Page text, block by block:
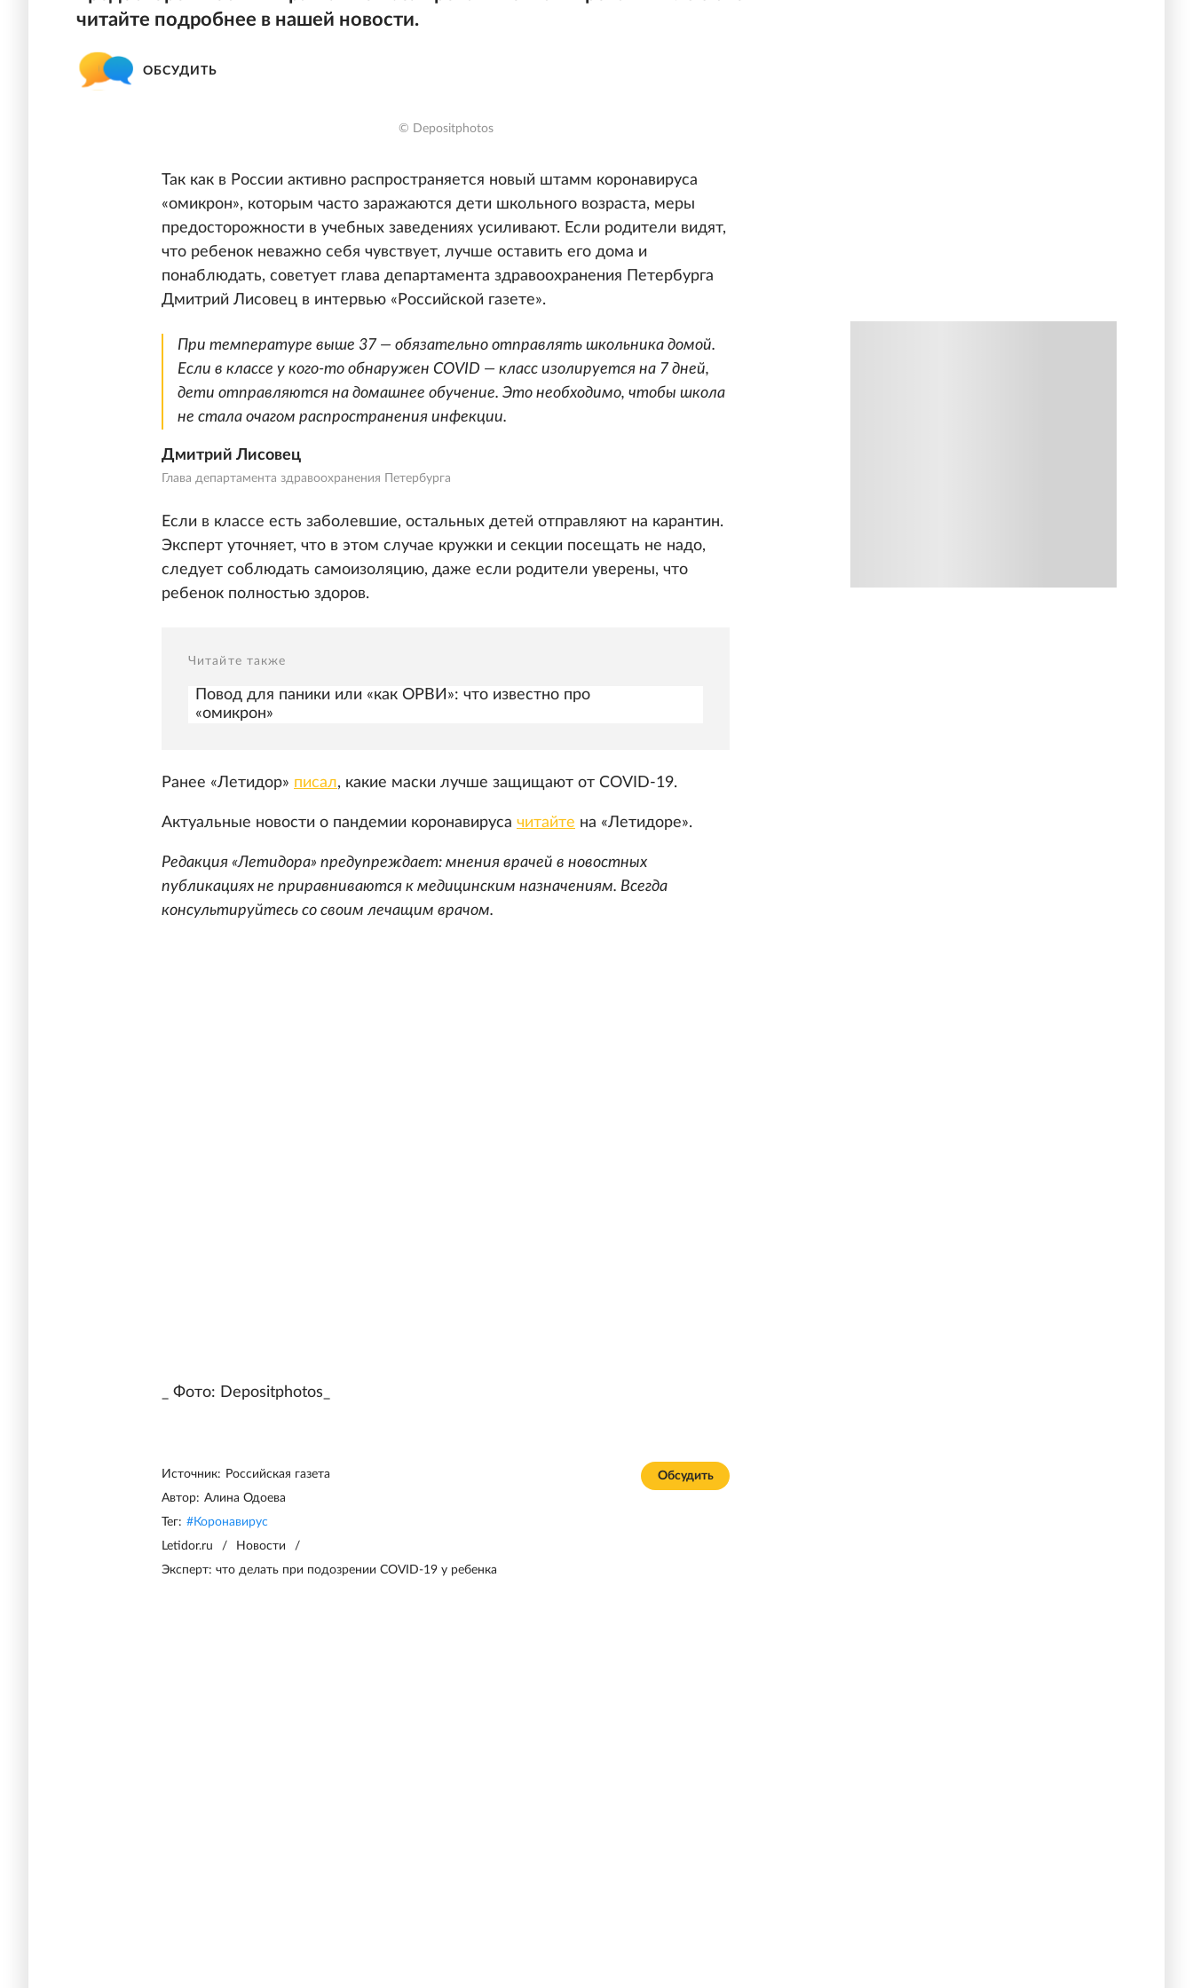
читайте подробнее в нашей новости.
ОБСУДИТЬ
© Depositphotos
Так как в России активно распространяется новый штамм коронавируса
«омикрон», которым часто заражаются дети школьного возраста, меры
предосторожности в учебных заведениях усиливают. Если родители видят,
что ребенок неважно себя чувствует, лучше оставить его дома и
понаблюдать, советует глава департамента здравоохранения Петербурга
Дмитрий Лисовец в интервью «Российской газете».
При температуре выше 37 — обязательно отправлять школьника домой.
Если в классе у кого-то обнаружен COVID — класс изолируется на 7 дней,
дети отправляются на домашнее обучение. Это необходимо, чтобы школа
не стала очагом распространения инфекции.
Дмитрий Лисовец
Глава департамента здравоохранения Петербурга
Если в классе есть заболевшие, остальных детей отправляют на карантин.
Эксперт уточняет, что в этом случае кружки и секции посещать не надо,
следует соблюдать самоизоляцию, даже если родители уверены, что
ребенок полностью здоров.
Читайте также
Повод для паники или «как ОРВИ»: что известно про
«омикрон»
Ранее «Летидор» писал, какие маски лучше защищают от COVID-19.
Актуальные новости о пандемии коронавируса читайте на «Летидоре».
Редакция «Летидора» предупреждает: мнения врачей в новостных
публикациях не приравниваются к медицинским назначениям. Всегда
консультируйтесь со своим лечащим врачом.
_ Фото: Depositphotos_
Обсудить
Источник: Российская газета
Автор: Алина Одоева
Тег: #Коронавирус
Letidor.ru
/ Новости
/
Эксперт: что делать при подозрении COVID-19 у ребенка